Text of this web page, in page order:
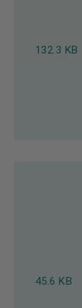
132.3 KB
45.6 KB